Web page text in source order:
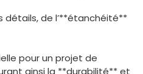
détails, de l’**étanchéité**
pour un projet de
ainsi la **durabilité** et